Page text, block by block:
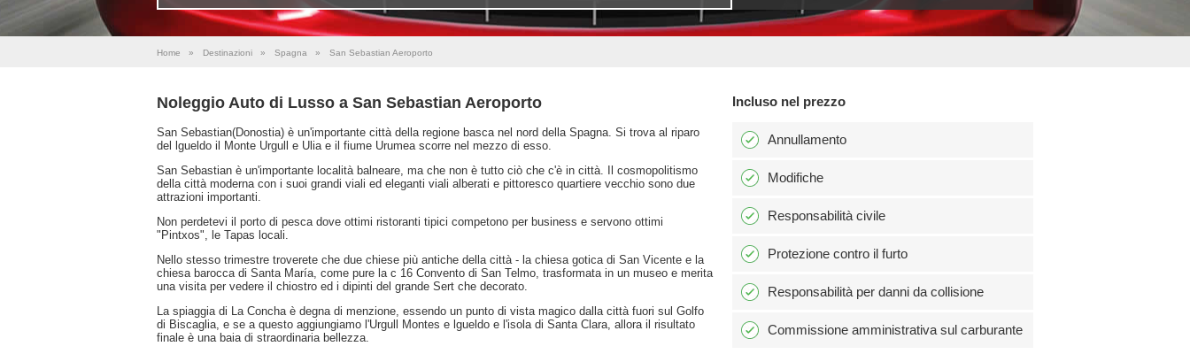
Home » Destinazioni » Spagna » San Sebastian Aeroporto
Noleggio Auto di Lusso a San Sebastian Aeroporto
San Sebastian(Donostia) è un'importante città della regione basca nel nord della Spagna. Si trova al riparo
del lgueldo il Monte Urgull e Ulia e il fiume Urumea scorre nel mezzo di esso.
San Sebastian è un'importante località balneare, ma che non è tutto ciò che c'è in città. Il cosmopolitismo
della città moderna con i suoi grandi viali ed eleganti viali alberati e pittoresco quartiere vecchio sono due
attrazioni importanti.
Non perdetevi il porto di pesca dove ottimi ristoranti tipici competono per business e servono ottimi
"Pintxos", le Tapas locali.
Nello stesso trimestre troverete che due chiese più antiche della città - la chiesa gotica di San Vicente e la
chiesa barocca di Santa María, come pure la c 16 Convento di San Telmo, trasformata in un museo e merita
una visita per vedere il chiostro ed i dipinti del grande Sert che decorato.
La spiaggia di La Concha è degna di menzione, essendo un punto di vista magico dalla città fuori sul Golfo
di Biscaglia, e se a questo aggiungiamo l'Urgull Montes e lgueldo e l'isola di Santa Clara, allora il risultato
finale è una baia di straordinaria bellezza.
Incluso nel prezzo
Annullamento
Modifiche
Responsabilità civile
Protezione contro il furto
Responsabilità per danni da collisione
Commissione amministrativa sul carburante